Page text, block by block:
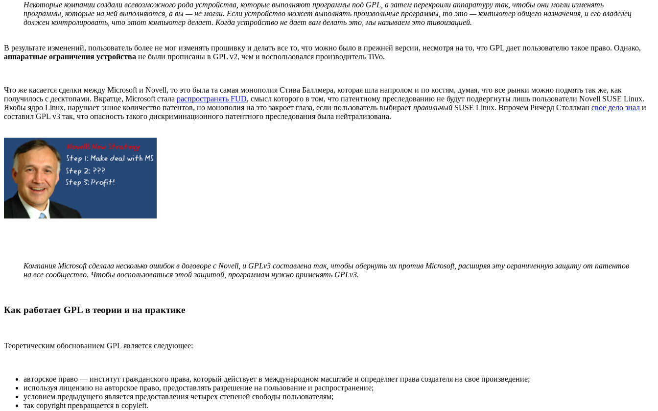
Некоторые компании создали всевозможного рода устройства, которые выполняют программы под GPL, а затем перекроили аппаратуру так, чтобы они могли изменять
программы, которые на ней выполняются, а вы — не могли. Если устройство может выполнять произвольные программы, то это — компьютер общего назначения, и его владелец
должен контролировать, что этот компьютер делает. Когда устройство не дает вам делать это, мы называем это тивоизацией.
В результате изменений, пользователь более не мог изменять прошивку и делать все то, что можно было в прежней версии, несмотря на то, что GPL дает пользователю такое право. Однако,
аппаратные ограничения устройства не были прописаны в GPL v2, чем и воспользовался производитель TiVo.
Что же касается сделки между Microsoft и Novell, то это была та самая монополия Стива Баллмера, которая шла напролом и по костям, думая, что все рынки можно подмять так же, как
получилось с десктопами. Вкратце, Microsoft стала распространять FUD, смысл которого в том, что патентному преследованию не будут подвергнуты лишь пользователи Novell SUSE Linux.
Якобы ядро Linux, нарушает энное количество патентов, но монополия на это закроет глаза, если пользователь выбирает правильный SUSE Linux. Впрочем Ричерд Столлман свое дело знал и
составил GPL v3 так, что опасность такого дискриминационного патентного преследования была нейтрализована.
Компания Microsoft сделала несколько ошибок в договоре с Novell, и GPLv3 составлена так, чтобы обернуть их против Microsoft, расширяя эту ограниченную защиту от патентов
на все сообщество. Чтобы воспользоваться этой защитой, программам нужно применять GPLv3.
Как работает GPL в теории и на практике
Теоретическим обоснованием GPL является следующее:
авторское право — институт гражданского права, который действует в международном масштабе и определяет права создателя на свое произведение;
используя лицензию на авторское право, предоставлять разрешение на пользование и распространение;
условием предыдущего является предоставления четырех степеней свободы пользователям;
так copyright превращается в copyleft.